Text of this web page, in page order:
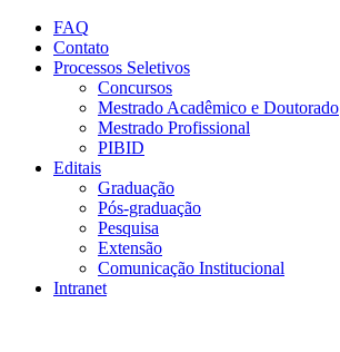
Conteúdo principal
FAQ
Contato
Processos Seletivos
Concursos
Mestrado Acadêmico e Doutorado
Mestrado Profissional
PIBID
Editais
Graduação
Pós-graduação
Pesquisa
Extensão
Comunicação Institucional
Intranet